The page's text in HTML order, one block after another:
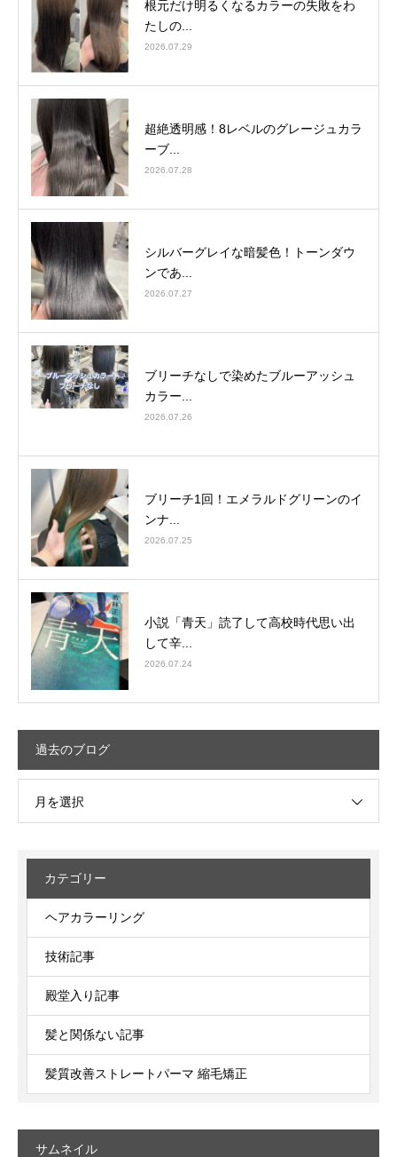
根元だけ明るくなるカラーの失敗をわ
たしの...
2026.07.29
超絶透明感！8レベルのグレージュカラ
ーブ...
2026.07.28
シルバーグレイな暗髪色！トーンダウ
ンであ...
2026.07.27
ブリーチなしで染めたブルーアッシュ
カラー...
2026.07.26
ブリーチ1回！エメラルドグリーンのイ
ンナ...
2026.07.25
小説「青天」読了して高校時代思い出
して辛...
2026.07.24
過去のブログ
月を選択
カテゴリー
ヘアカラーリング
技術記事
殿堂入り記事
髪と関係ない記事
髪質改善ストレートパーマ 縮毛矯正
サムネイル